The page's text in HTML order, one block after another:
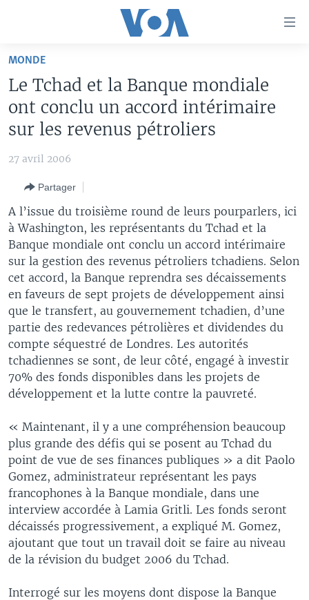
Retour
navigation
principale
Retour
recherche
ÉTATS-UNIS
LE MONDE AUJOURD'HUI
FOCUS SAHEL
REPORTAGES
VOUS + NOUS
CARNET DE SANTÉ
LE MONDE AU FÉMININ
L'AMÉRIQUE ET VOUS
DIALOGUE DES RELIGIONS
RM SHOW
LINGALA
SANGO
Apprenez L'anglais
SUIVEZ-NOUS
Langues
MONDE
Le Tchad et la Banque mondiale
ont conclu un accord intérimaire
sur les revenus pétroliers
27 avril 2006
Partager
A l’issue du troisième round de leurs pourparlers, ici
à Washington, les représentants du Tchad et la
Banque mondiale ont conclu un accord intérimaire
sur la gestion des revenus pétroliers tchadiens. Selon
cet accord, la Banque reprendra ses décaissements
en faveurs de sept projets de développement ainsi
que le transfert, au gouvernement tchadien, d’une
partie des redevances pétrolières et dividendes du
compte séquestré de Londres. Les autorités
tchadiennes se sont, de leur côté, engagé à investir
70% des fonds disponibles dans les projets de
développement et la lutte contre la pauvreté.
« Maintenant, il y a une compréhension beaucoup
plus grande des défis qui se posent au Tchad du
point de vue de ses finances publiques » a dit Paolo
Gomez, administrateur représentant les pays
francophones à la Banque mondiale, dans une
interview accordée à Lamia Gritli. Les fonds seront
décaissés progressivement, a expliqué M. Gomez,
ajoutant que tout un travail doit se faire au niveau
de la révision du budget 2006 du Tchad.
Interrogé sur les moyens dont dispose la Banque